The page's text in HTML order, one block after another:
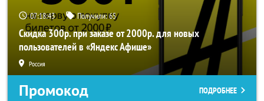
07:18:42 Получили:65
Скидка 300р. при заказе от 2000р. для новых
пользователей в «Яндекс Афише»
Россия
Промокод ПОДРОБНЕЕ